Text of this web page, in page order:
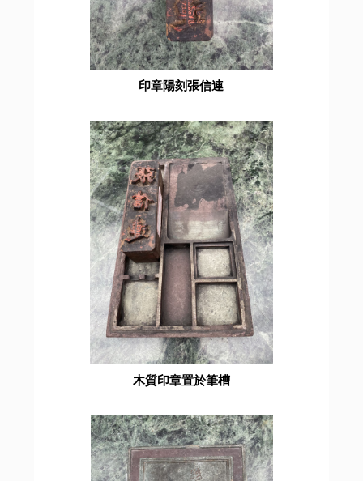
印章陽刻張信連
木質印章置於筆槽